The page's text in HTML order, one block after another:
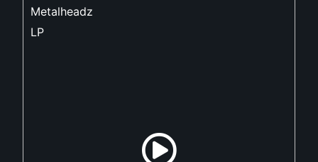
Metalheadz
LP